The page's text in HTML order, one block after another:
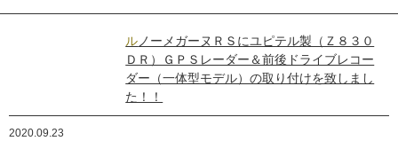
ルノーメガーヌＲＳにユピテル製（Ｚ８３０
ＤＲ）ＧＰＳレーダー＆前後ドライブレコー
ダー（一体型モデル）の取り付けを致しまし
た！！
2020.09.23